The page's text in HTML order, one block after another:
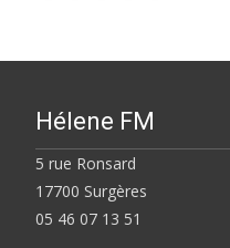
Hélene FM
5 rue Ronsard
17700 Surgères
05 46 07 13 51